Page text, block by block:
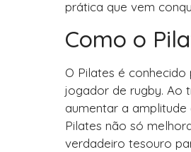
prática que vem
Como o
O Pilates é
jogador de rugby. Ao
aumentar a
Pilates não só
verdadeiro tesouro